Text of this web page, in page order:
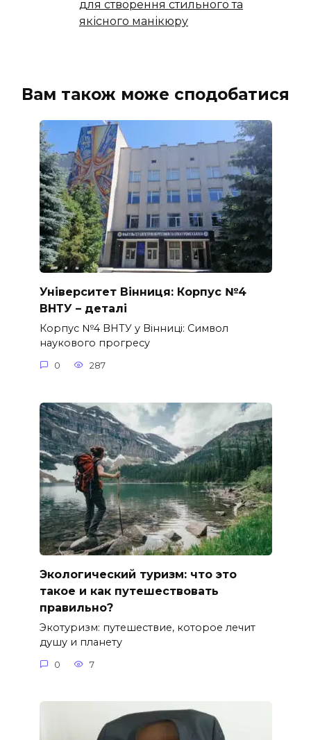
для створення стильного та
якісного манікюру
Вам також може сподобатися
Університет Вінниця: Корпус №4
ВНТУ – деталі
Корпус №4 ВНТУ у Вінниці: Символ
наукового прогресу
0 287
Экологический туризм: что это
такое и как путешествовать
правильно?
Экотуризм: путешествие, которое лечит
душу и планету
0 7